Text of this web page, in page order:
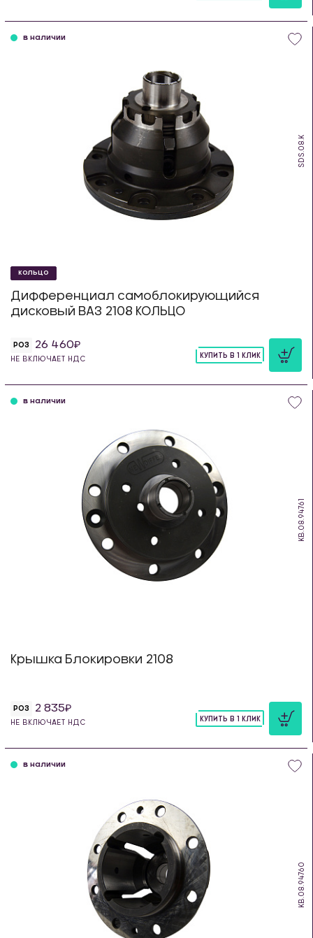
SDS.08.K
в наличии
КОЛЬЦО
Дифференциал самоблокирующийся
дисковый ВАЗ 2108 КОЛЬЦО
РОЗ 26 460
НЕ ВКЛЮЧАЕТ НДС
КУПИТЬ В 1 КЛИК
KB.08.94761
в наличии
Крышка Блокировки 2108
РОЗ 2 835
НЕ ВКЛЮЧАЕТ НДС
КУПИТЬ В 1 КЛИК
KB.08.94760
в наличии